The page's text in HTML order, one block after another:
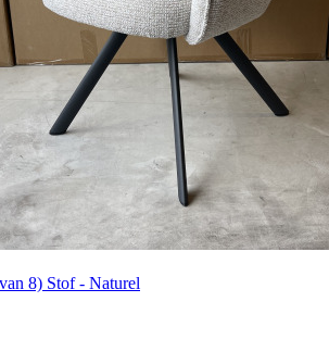
8) Stof - Naturel